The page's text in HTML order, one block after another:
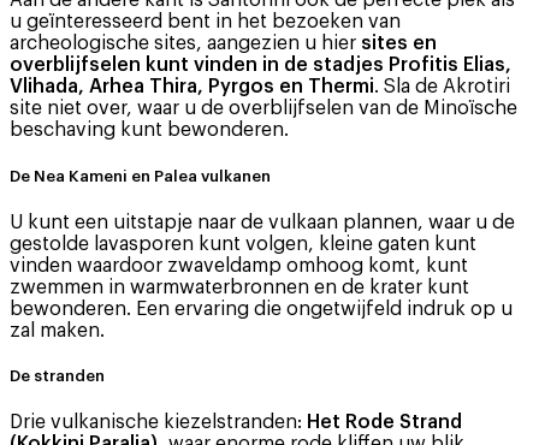
u geïnteresseerd bent in het bezoeken van
archeologische sites, aangezien u hier sites en
overblijfselen kunt vinden in de stadjes Profitis Elias,
Vlihada, Arhea Thira, Pyrgos en Thermi. Sla de Akrotiri
site niet over, waar u de overblijfselen van de Minoïsche
beschaving kunt bewonderen.
De Nea Kameni en Palea vulkanen
U kunt een uitstapje naar de vulkaan plannen, waar u de
gestolde lavasporen kunt volgen, kleine gaten kunt
vinden waardoor zwaveldamp omhoog komt, kunt
zwemmen in warmwaterbronnen en de krater kunt
bewonderen. Een ervaring die ongetwijfeld indruk op u
zal maken.
De stranden
Drie vulkanische kiezelstranden: Het Rode Strand